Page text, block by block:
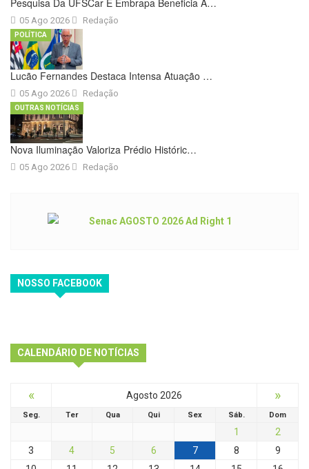
Pesquisa Da UFSCar E Embrapa Beneficia A…
05 Ago 2026 Redação
Lucão Fernandes Destaca Intensa Atuação …
05 Ago 2026
POLÍTICA
Redação
Nova Iluminação Valoriza Prédio Históric…
05 Ago 2026
OUTRAS NOTÍCIAS
Redação
NOSSO FACEBOOK
CALENDÁRIO DE NOTÍCIAS
« Agosto 2026 »
Seg. Ter Qua Qui Sex Sáb. Dom
1
2
3
4 5 6 7 8
9